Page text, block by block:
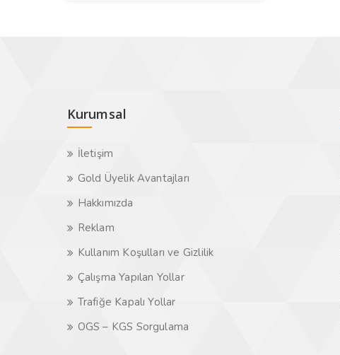
Kurumsal
İletişim
Gold Üyelik Avantajları
Hakkımızda
Reklam
Kullanım Koşulları ve Gizlilik
Çalışma Yapılan Yollar
Trafiğe Kapalı Yollar
OGS – KGS Sorgulama